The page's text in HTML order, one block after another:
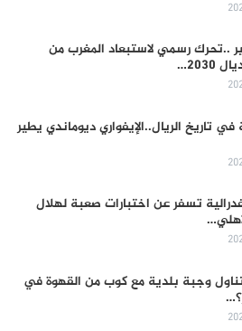
..تحرك رسمي لاستبعاد المغرب من
تاريخ الريال..الإيفواري ديوماندي يطير
تسفر عن اختبارات صعبة لهلال
وجبة بلدية مع كوب من القهوة في